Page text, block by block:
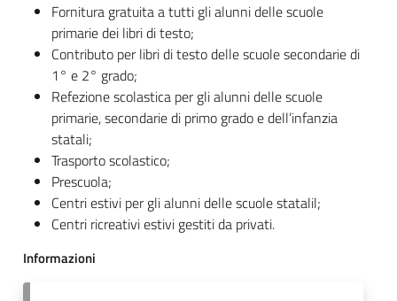
Fornitura gratuita a tutti gli alunni delle scuole
primarie dei libri di testo;
Contributo per libri di testo delle scuole secondarie di
1° e 2° grado;
Refezione scolastica per gli alunni delle scuole
primarie, secondarie di primo grado e dell’infanzia
statali;
Trasporto scolastico;
Prescuola;
Centri estivi per gli alunni delle scuole statalil;
Centri ricreativi estivi gestiti da privati.
Informazioni